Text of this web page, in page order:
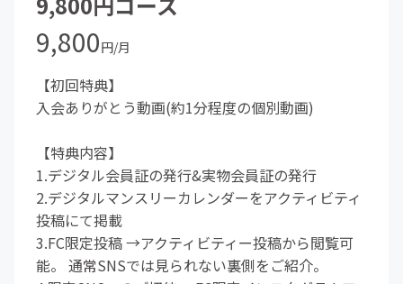
9,800円/月
【初回特典】
入会ありがとう動画(約1分程度の個別動画)
【特典内容】
1.デジタル会員証の発行&実物会員証の発行
2.デジタルマンスリーカレンダーをアクティビティ
投稿にて掲載
3.FC限定投稿 →アクティビティー投稿から閲覧可
能。 通常SNSでは見られない裏側をご紹介。